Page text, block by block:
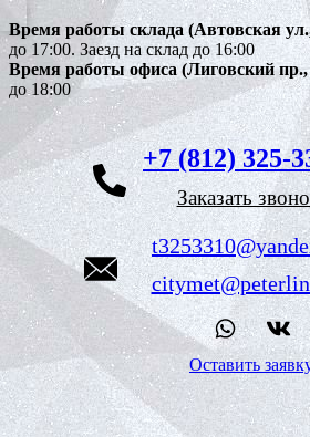
Время работы склада (Автовская
до 17:00. Заезд на склад до 16:00
Время работы офиса (Лиговский
до 18:00
+7 (812) 325-
Заказать
Оставить